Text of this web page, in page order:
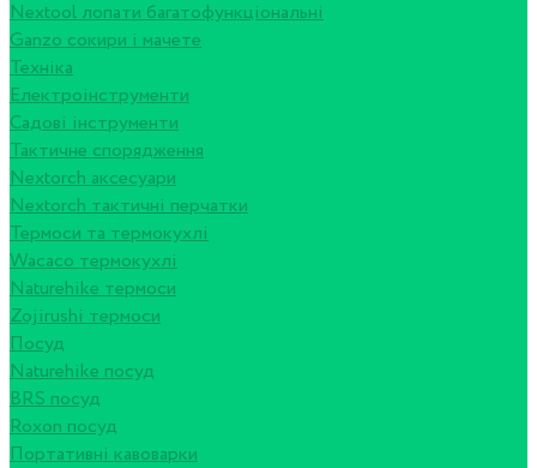
Nextool лопати багатофункціональні
Ganzo сокири і мачете
Техніка
Електроінструменти
Садові інструменти
Тактичне спорядження
Nextorch аксесуари
Nextorch тактичні перчатки
Термоси та термокухлі
Wacaco термокухлі
Naturehike термоси
Zojirushi термоси
Посуд
Naturehike посуд
BRS посуд
Roxon посуд
Портативні кавоварки